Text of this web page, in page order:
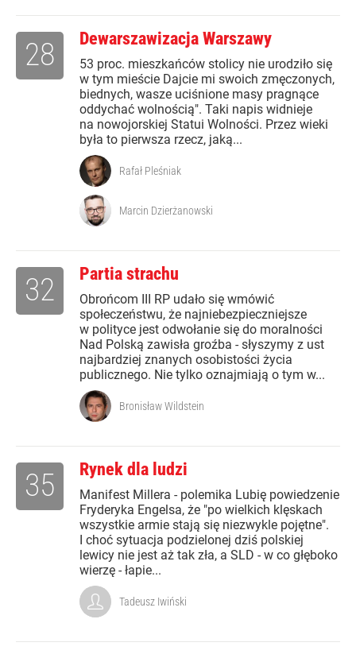
Dewarszawizacja Warszawy
53 proc. mieszkańców stolicy nie urodziło się
w tym mieście Dajcie mi swoich zmęczonych,
biednych, wasze uciśnione masy pragnące
oddychać wolnością". Taki napis widnieje
na nowojorskiej Statui Wolności. Przez wieki
była to pierwsza rzecz, jaką...
28
Rafał Pleśniak
Marcin Dzierżanowski
Partia strachu
Obrońcom III RP udało się wmówić
społeczeństwu, że najniebezpieczniejsze
w polityce jest odwołanie się do moralności
Nad Polską zawisła groźba - słyszymy z ust
najbardziej znanych osobistości życia
publicznego. Nie tylko oznajmiają o tym w...
32
Bronisław Wildstein
Rynek dla ludzi
Manifest Millera - polemika Lubię powiedzenie
Fryderyka Engelsa, że "po wielkich klęskach
wszystkie armie stają się niezwykle pojętne".
I choć sytuacja podzielonej dziś polskiej
lewicy nie jest aż tak zła, a SLD - w co głęboko
wierzę - łapie...
35
Tadeusz Iwiński